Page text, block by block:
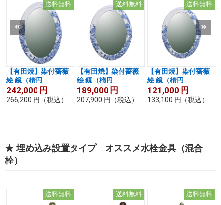
送料無料
【有田焼】染付薔薇
絵 鏡（楕円...
242,000 円
266,200 円 （税込）
送料無料
【有田焼】染付薔薇
絵 鏡（楕円...
189,000 円
207,900 円 （税込）
送料無料
【有田焼】染付薔薇
絵 鏡（楕円...
121,000 円
133,100 円 （税込）
★ 埋め込み設置タイプ オススメ水栓金具（混合
栓）
送料無料 送料無料 送料無料